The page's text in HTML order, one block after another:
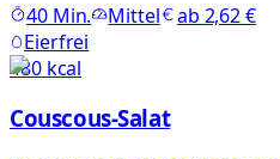
40Min. Mittel ab 2,62 €
Eierfrei
480kcal
Couscous-Salat